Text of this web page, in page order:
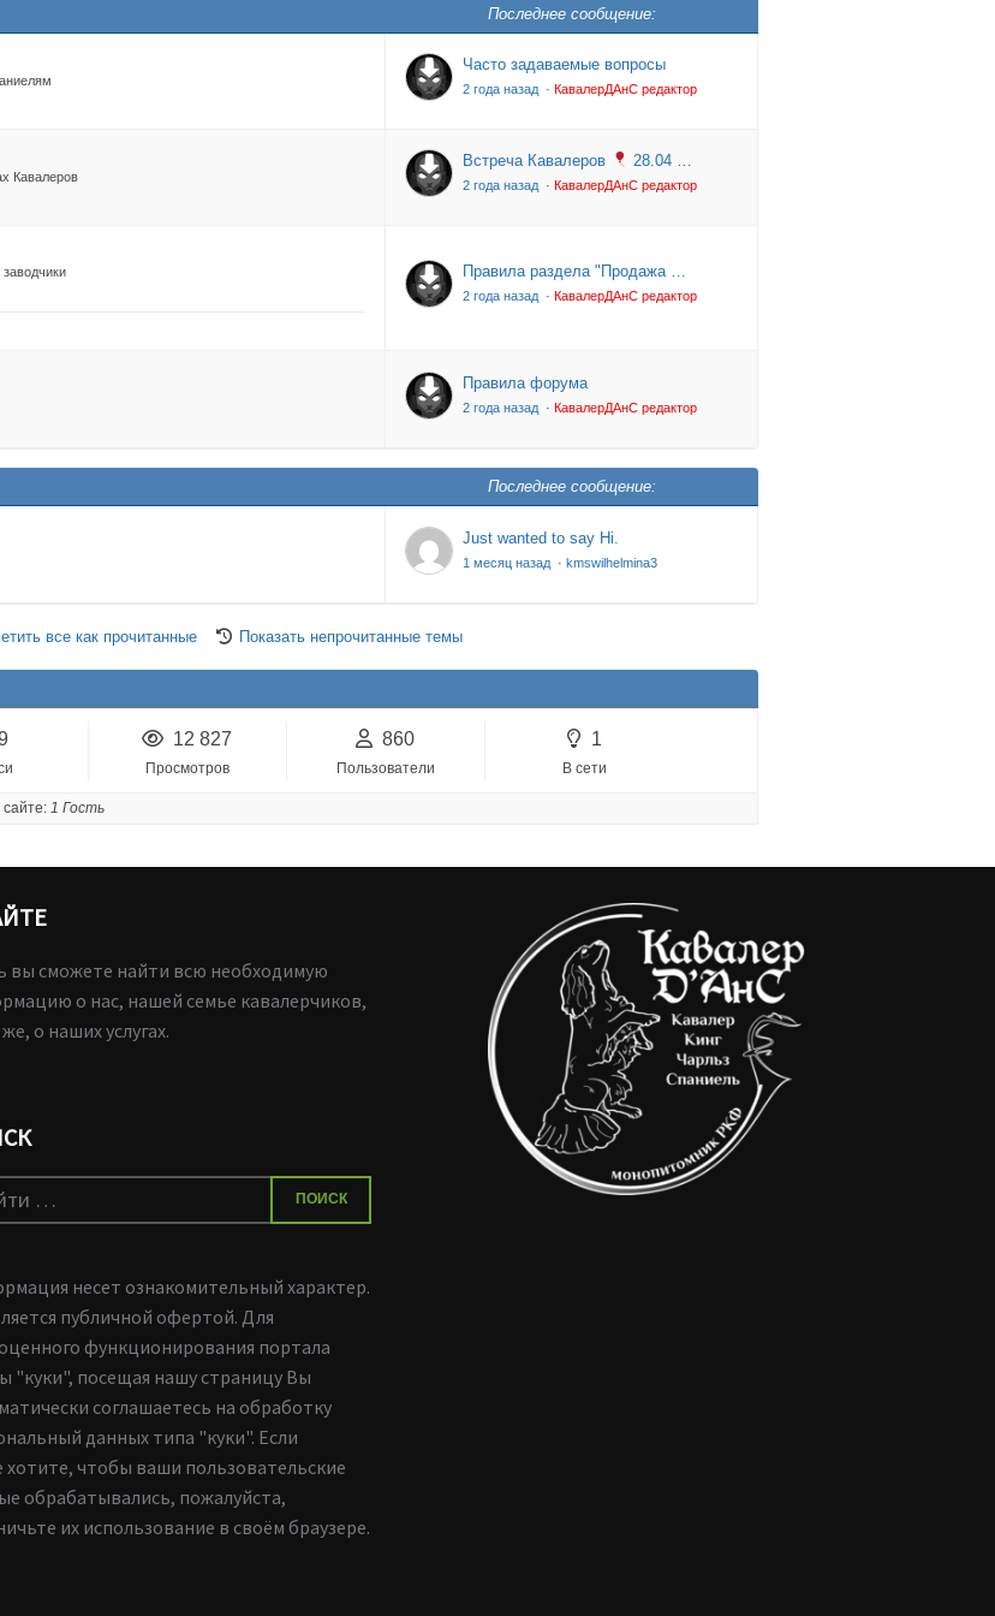
Последнее сообщение:
Часто задаваемые вопросы
2 года назад · КавалерДАнС редактор
Кавалеров
Встреча Кавалеров 28.04 …
2 года назад · КавалерДАнС редактор
Правила раздела "Продажа …
2 года назад · КавалерДАнС редактор
Правила форума
2 года назад · КавалерДАнС редактор
Последнее сообщение:
Just wanted to say Hi.
1 месяц назад · kmswilhelmina3
все как прочитанные Показать непрочитанные темы
12 827
Просмотров
860
Пользователи
1
В сети
1 Гость
вы сможете найти всю необходимую
о нас, нашей семье кавалерчиков,
о наших услугах.
ПОИСК
несет ознакомительный характер.
публичной офертой. Для
функционирования портала
"куки", посещая нашу страницу Вы
соглашаетесь на обработку
данных типа "куки". Если
хотите, чтобы ваши пользовательские
обрабатывались, пожалуйста,
их использование в своём браузере.